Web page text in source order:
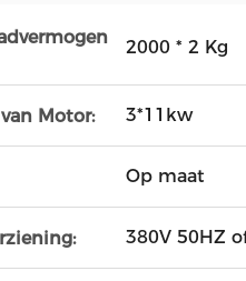
2000 * 2 Kg
Motor: 3*11kw
Op maat
380V 50HZ